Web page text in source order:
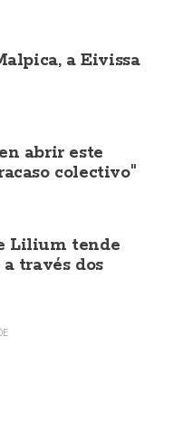
a Eivissa
abrir este
colectivo"
Lilium tende
través dos